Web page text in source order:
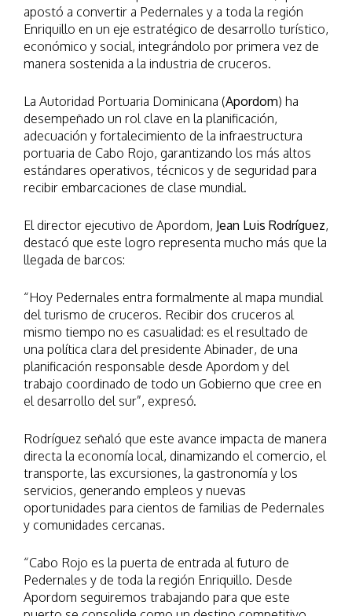
apostó a convertir a Pedernales y a toda la región
Enriquillo en un eje estratégico de desarrollo turístico,
económico y social, integrándolo por primera vez de
manera sostenida a la industria de cruceros.
La Autoridad Portuaria Dominicana (Apordom) ha
desempeñado un rol clave en la planificación,
adecuación y fortalecimiento de la infraestructura
portuaria de Cabo Rojo, garantizando los más altos
estándares operativos, técnicos y de seguridad para
recibir embarcaciones de clase mundial.
El director ejecutivo de Apordom, Jean Luis Rodríguez,
destacó que este logro representa mucho más que la
llegada de barcos:
“Hoy Pedernales entra formalmente al mapa mundial
del turismo de cruceros. Recibir dos cruceros al
mismo tiempo no es casualidad: es el resultado de
una política clara del presidente Abinader, de una
planificación responsable desde Apordom y del
trabajo coordinado de todo un Gobierno que cree en
el desarrollo del sur”, expresó.
Rodríguez señaló que este avance impacta de manera
directa la economía local, dinamizando el comercio, el
transporte, las excursiones, la gastronomía y los
servicios, generando empleos y nuevas
oportunidades para cientos de familias de Pedernales
y comunidades cercanas.
“Cabo Rojo es la puerta de entrada al futuro de
Pedernales y de toda la región Enriquillo. Desde
Apordom seguiremos trabajando para que este